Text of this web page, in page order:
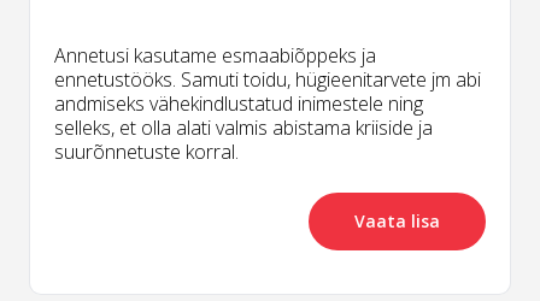
Annetusi kasutame esmaabiõppeks ja
ennetustööks. Samuti toidu, hügieenitarvete jm abi
andmiseks vähekindlustatud inimestele ning
selleks, et olla alati valmis abistama kriiside ja
suurõnnetuste korral.
Vaata lisa